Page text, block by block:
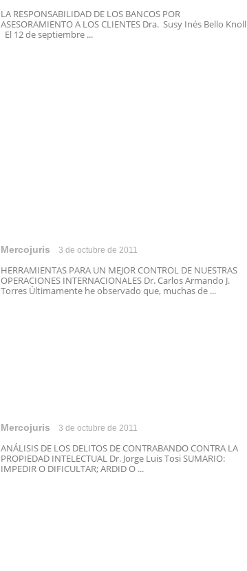
LA RESPONSABILIDAD DE LOS BANCOS POR
ASESORAMIENTO A LOS CLIENTES Dra. Susy Inés Bello Knoll
El 12 de septiembre ...
Mercojuris 3 de octubre de 2011
HERRAMIENTAS PARA UN MEJOR CONTROL DE NUESTRAS
OPERACIONES INTERNACIONALES Dr. Carlos Armando J.
Torres Últimamente he observado que, muchas de ...
Mercojuris 3 de octubre de 2011
ANÁLISIS DE LOS DELITOS DE CONTRABANDO CONTRA LA
PROPIEDAD INTELECTUAL Dr. Jorge Luis Tosi SUMARIO:
IMPEDIR O DIFICULTAR; ARDID O ...